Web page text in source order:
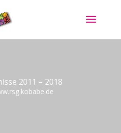
2011 – 2018